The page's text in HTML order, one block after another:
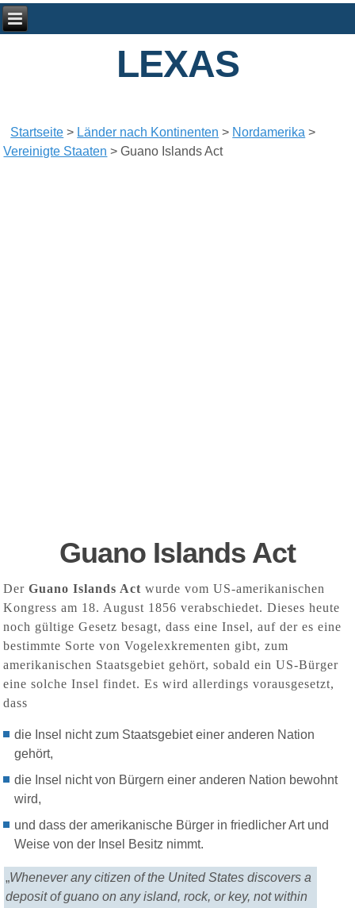
LEXAS
Startseite > Länder nach Kontinenten > Nordamerika >
Vereinigte Staaten >Guano Islands Act
Guano Islands Act
DerGuano Islands Act wurde vom US-amerikanischen
Kongress am 18. August 1856 verabschiedet. Dieses heute
noch gültige Gesetz besagt, dass eine Insel, auf der es eine
bestimmte Sorte von Vogelexkrementen gibt, zum
amerikanischen Staatsgebiet gehört, sobald ein US-Bürger
eine solche Insel findet. Es wird allerdings vorausgesetzt,
dass
die Insel nicht zum Staatsgebiet einer anderen Nation
gehört,
die Insel nicht von Bürgern einer anderen Nation bewohnt
wird,
und dass der amerikanische Bürger in friedlicher Art und
Weise von der Insel Besitz nimmt.
„Whenever any citizen of the United States discovers a
deposit of guano on any island, rock, or key, not within